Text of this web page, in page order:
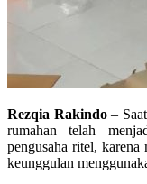
Rezqia Rakindo–
rumahan telah
pengusaha ritel,
keunggulan